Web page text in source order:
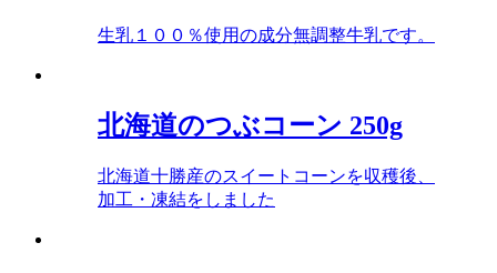
生乳１００％使用の成分無調整牛乳です。
北海道のつぶコーン 250g
北海道十勝産のスイートコーンを収穫後、
加工・凍結をしました